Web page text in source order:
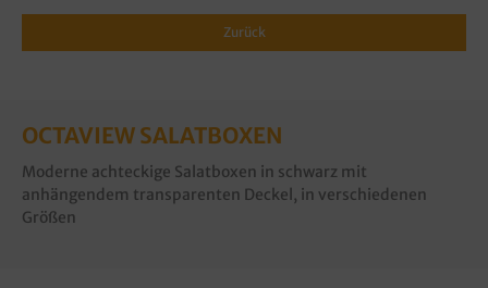
Zurück
OCTAVIEW SALATBOXEN
Moderne achteckige Salatboxen in schwarz mit
anhängendem transparenten Deckel, in verschiedenen
Größen